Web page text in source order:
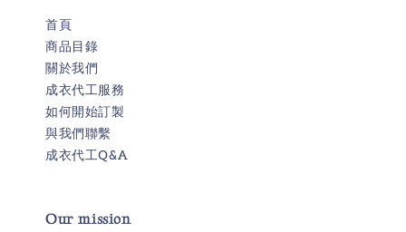
首頁
商品目錄
關於我們
成衣代工服務
如何開始訂製
與我們聯繫
成衣代工Q&A
Our mission